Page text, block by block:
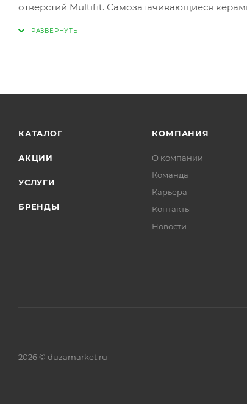
отверстий Multifit. Самозатачивающиеся
КАТАЛОГ
АКЦИИ
УСЛУГИ
БРЕНДЫ
КОМПАНИЯ
О компании
Команда
Карьера
Контакты
Новости
2026 © duzamarket.ru